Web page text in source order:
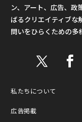
ン、アート、広告、政
ばるクリエイティブな
問いをひらくための多
私たちについて
広告掲載